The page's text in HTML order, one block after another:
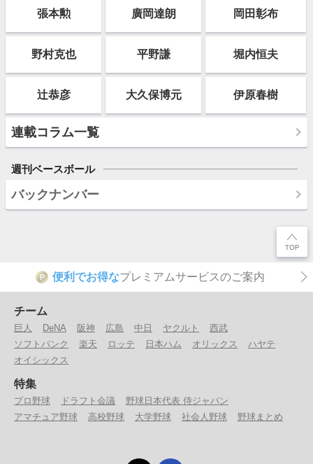
張本勲 廣岡達朗 岡田彰布
野村克也 平野謙 堀内恒夫
辻恭彦 大久保博元 伊原春樹
連載コラム一覧
週刊ベースボール
バックナンバー
P 便利でお得なプレミアムサービスのご案内
チーム
巨人 DeNA 阪神 広島 中日 ヤクルト
西武
ソフトバンク
楽天 ロッテ 日本ハム オリックス
ハヤテ
オイシックス
特集
プロ野球 ドラフト会議
野球日本代表 侍ジャパン
アマチュア野球
高校野球 大学野球 社会人野球 野球まとめ